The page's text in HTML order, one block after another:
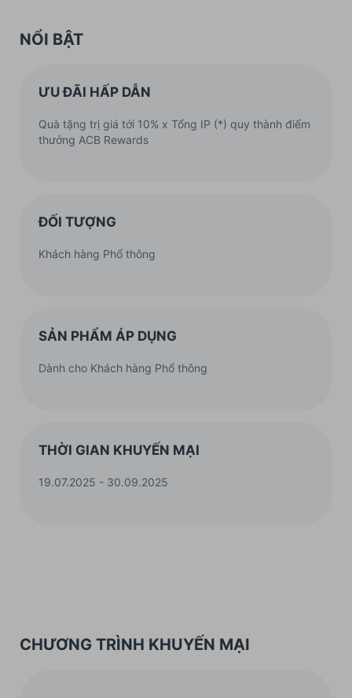
NỔI BẬT
ƯU ĐÃI HẤP DẪN
Quà tặng trị giá tới 10% x Tổng IP (*) quy thành điểm
thưởng ACB Rewards
ĐỐI TƯỢNG
Khách hàng Phổ thông
SẢN PHẨM ÁP DỤNG
Dành cho Khách hàng Phổ thông
THỜI GIAN KHUYẾN MẠI
19.07.2025 - 30.09.2025
CHƯƠNG TRÌNH KHUYẾN MẠI